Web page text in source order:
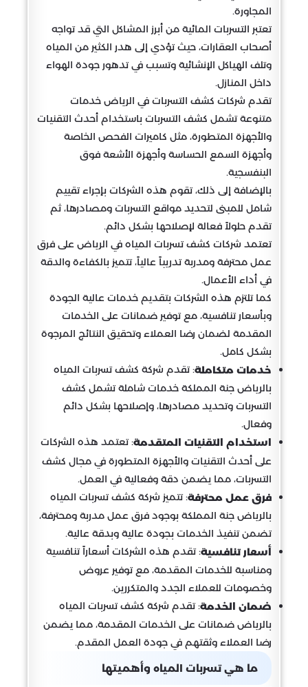
المجاورة.
تعتبر التسربات المائية من أبرز المشاكل التي قد تواجه
أصحاب العقارات، حيث تؤدي إلى هدر الكثير من المياه
وتلف الهياكل الإنشائية وتسبب في تدهور جودة الهواء
داخل المنازل.
تقدم شركات كشف التسربات في الرياض خدمات
متنوعة تشمل كشف التسربات باستخدام أحدث التقنيات
والأجهزة المتطورة، مثل كاميرات الفحص الخاصة
وأجهزة السمع الحساسة وأجهزة الأشعة فوق
البنفسجية.
بالإضافة إلى ذلك، تقوم هذه الشركات بإجراء تقييم
شامل للمبنى لتحديد مواقع التسربات ومصادرها، ثم
تقدم حلولاً فعالة لإصلاحها بشكل دائم.
تعتمد شركات كشف تسربات المياه في الرياض على فرق
عمل محترفة ومدربة تدريباً عالياً، تتميز بالكفاءة والدقة
في أداء الأعمال.
كما تلتزم هذه الشركات بتقديم خدمات عالية الجودة
وبأسعار تنافسية، مع توفير ضمانات على الخدمات
المقدمة لضمان رضا العملاء وتحقيق النتائج المرجوة
بشكل كامل.
خدمات متكاملة: تقدم شركة كشف تسربات المياه
بالرياض جنة المملكة خدمات شاملة تشمل كشف
التسربات وتحديد مصادرها، وإصلاحها بشكل دائم
وفعال.
استخدام التقنيات المتقدمة: تعتمد هذه الشركات
على أحدث التقنيات والأجهزة المتطورة في مجال كشف
التسربات، مما يضمن دقة وفعالية في العمل.
فرق عمل محترفة: تتميز شركة كشف تسربات المياه
بالرياض جنة المملكة بوجود فرق عمل مدربة ومحترفة،
تضمن تنفيذ الخدمات بجودة عالية وبدقة عالية.
أسعار تنافسية: تقدم هذه الشركات أسعاراً تنافسية
ومناسبة للخدمات المقدمة، مع توفير عروض
وخصومات للعملاء الجدد والمتكررين.
ضمان الخدمة: تقدم شركة كشف تسربات المياه
بالرياض ضمانات على الخدمات المقدمة، مما يضمن
رضا العملاء وثقتهم في جودة العمل المقدم.
ما هي تسربات المياه وأهميتها